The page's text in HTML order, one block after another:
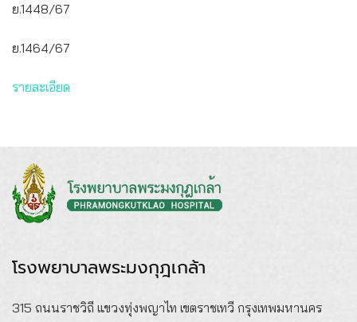
ย.1448/67
ย.1464/67
รายละเอียด
โรงพยาบาลพระมงกุฎเกล้า
315 ถนนราชวิถี แขวงทุ่งพญาไท เขตราชเทวี กรุงเทพมหานคร